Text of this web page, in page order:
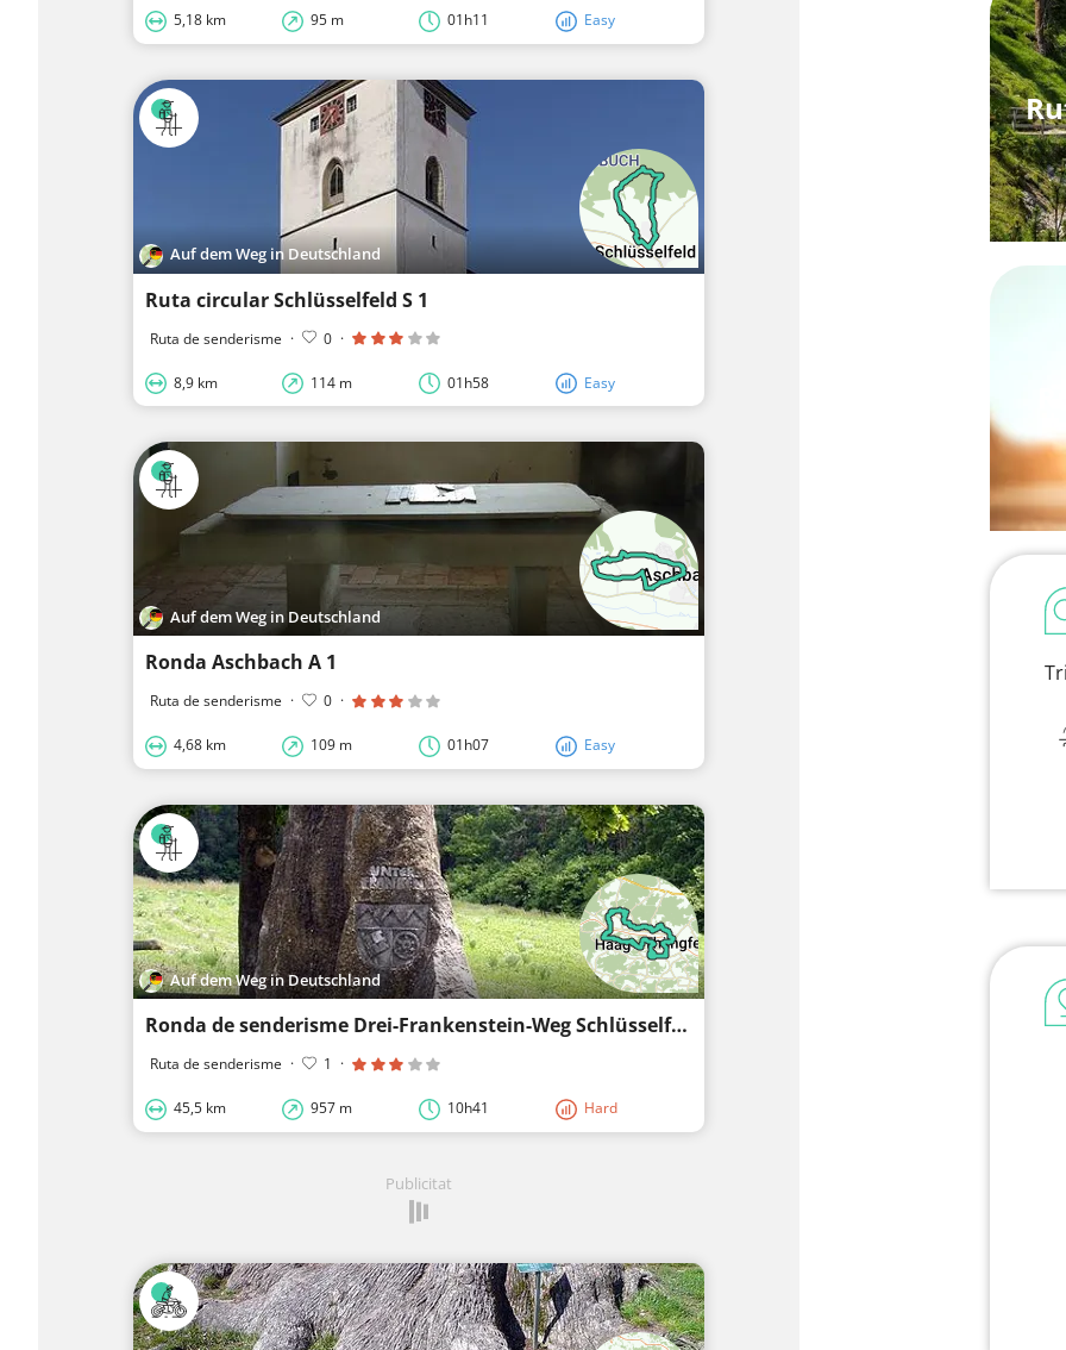
5,18 km 95 m 01h11 Easy
Auf dem Weg in Deutschland
Ruta circular Schlüsselfeld S 1
Ruta de senderisme · 0 ·
8,9 km 114 m 01h58 Easy
Auf dem Weg in Deutschland
Ronda Aschbach A 1
Ruta de senderisme · 0 ·
4,68 km 109 m 01h07 Easy
Auf dem Weg in Deutschland
Ronda de senderisme Drei-Frankenstein-Weg Schlüsselfeld-Burghaslach-Geiselwind
Ruta de senderisme · 1 ·
45,5 km 957 m 10h41 Hard
Publicitat